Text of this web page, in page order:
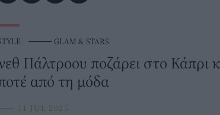
⸻ GLAM & STARS
Πάλτροου ποζάρει στο Κάπρι
από τη μόδα
11 JUL 2025